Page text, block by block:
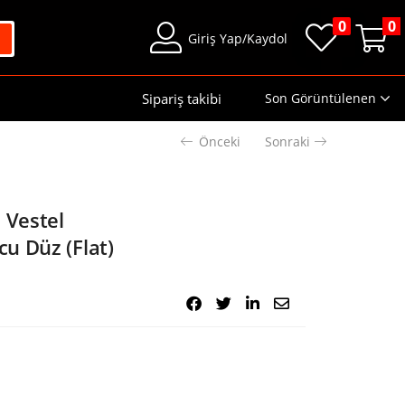
Giriş Yap/Kaydol
0 0
Sipariş takibi Son Görüntülenen
Önceki Sonraki
Düz (Flat)